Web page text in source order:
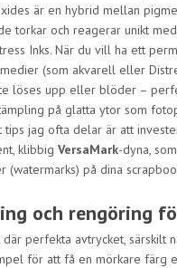
är en hybrid mellan
torkar och reagerar unikt
Inks. När du vill ha ett
(som akvarell eller
löses upp eller blöder –
på glatta ytor som
tips jag ofta delar är att
klibbig VersaMark-dyna,
(watermarks) på dina
och rengöring
perfekta avtrycket, särskilt
för att få en mörkare färg